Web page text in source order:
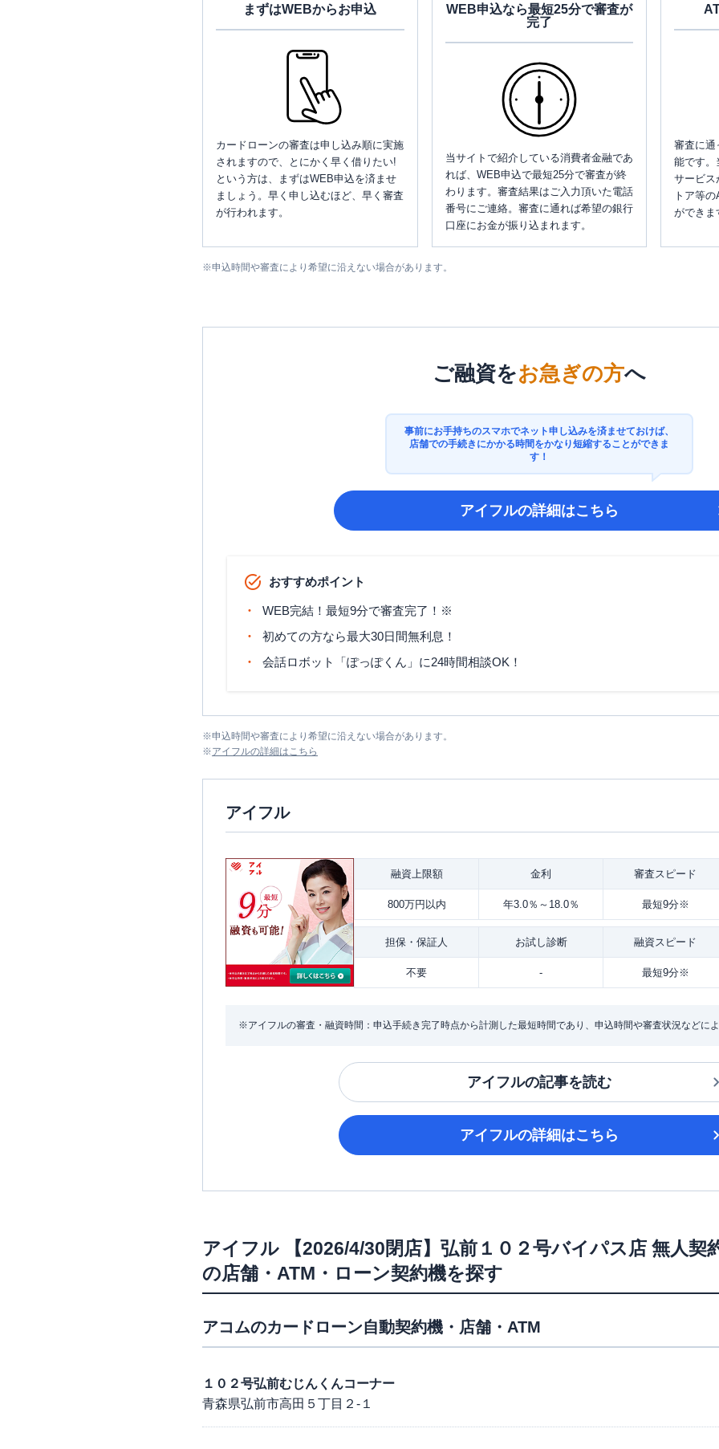
まずはWEBからお申込
カードローンの審査は申し込み順に実施
されますので、とにかく早く借りたい!
という方は、まずはWEB申込を済ませ
ましょう。早く申し込むほど、早く審査
が行われます。
WEB申込なら最短25分で審査が
完了
当サイトで紹介している消費者金融であ
れば、WEB申込で最短25分で審査が終
わります。審査結果はご入力頂いた電話
番号にご連絡。審査に通れば希望の銀行
口座にお金が振り込まれます。
審査に通
能です。
サービス
トア等
ができま
※申込時間や審査により希望に沿えない場合があります。
ご融資をお急ぎの方へ
事前にお手持ちのスマホでネット申し込みを済ませておけば、
店舗での手続きにかかる時間をかなり短縮することができま
す！
アイフルの詳細はこちら
おすすめポイント
WEB完結！最短9分で審査完了！※
初めての方なら最大30日間無利息！
会話ロボット「ぽっぽくん」に24時間相談OK！
※申込時間や審査により希望に沿えない場合があります。
※アイフルの詳細はこちら
アイフル
融資上限額 金利 審査スピード
800万円以内 年3.0％～18.0％ 最短9分※
担保・ 保証人 お試し診断 融資スピード
不要 - 最短9分※
※アイフルの審査・融資時間：申込手続き完了時点から計測した最短時間であり、申込時間や審査状況などによ
アイフルの記事を読む
アイフルの詳細はこちら
アイフル 【2026/4/30閉店】弘前１０２号バイパス店 無人契
の店舗・ATM・ローン契約機を探す
アコムのカードローン自動契約機・店舗・ATM
１０２号弘前むじんくんコーナー
青森県弘前市高田５丁目２-１